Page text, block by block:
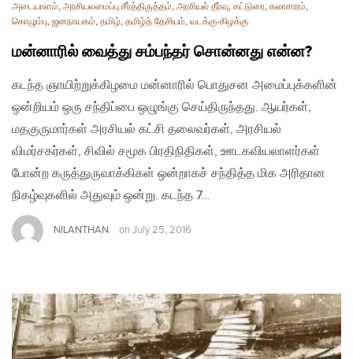
அடையாளம், அரசியலமைப்பு சீர்த்திருத்தம், அரசியல் தீர்வு, கட்டுரை, கலாசாரம்,
கொழும்பு, ஜனநாயகம், தமிழ், தமிழ்த் தேசியம், வடக்கு-கிழக்கு
மன்னாரில் வைத்து சம்பந்தர் சொன்னது என்ன?
கடந்த ஞாயிற்றுக்கிழமை மன்னாரில் பொதுசன அமைப்புக்களின்
ஒன்றியம் ஒரு சந்திப்பை ஒழுங்கு செய்திருந்தது. ஆயர்கள்,
மதகுருமார்கள் அரசியல் கட்சி தலைவர்கள், அரசியல்
விமர்சகர்கள், சிவில் சமூக பிரதிநிதிகள், ஊடகவியலாளர்கள்
போன்ற கருத்துருவாக்கிகள் ஒன்றாகச் சந்தித்த மிக அரிதான
நிகழ்வுகளில் அதுவும் ஒன்று. கடந்த 7…
NILANTHAN on July 25, 2016